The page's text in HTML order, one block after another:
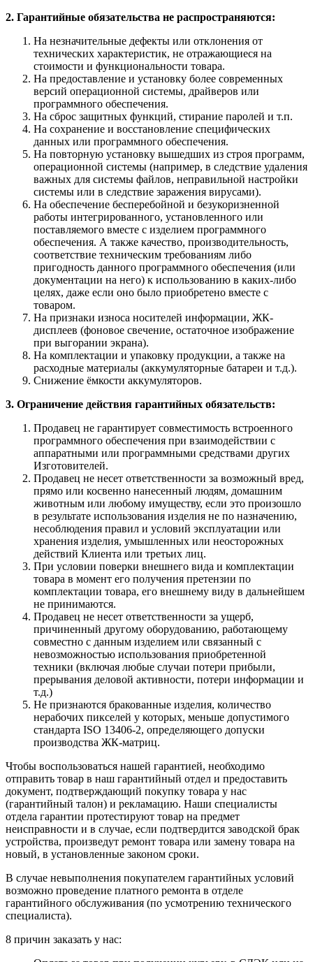
2. Гарантийные обязательства не распространяются:
На незначительные дефекты или отклонения от
технических характеристик, не отражающиеся на
стоимости и функциональности товара.
На предоставление и установку более современных
версий операционной системы, драйверов или
программного обеспечения.
На сброс защитных функций, стирание паролей и т.п.
На сохранение и восстановление специфических
данных или программного обеспечения.
На повторную установку вышедших из строя программ,
операционной системы (например, в следствие удаления
важных для системы файлов, неправильной настройки
системы или в следствие заражения вирусами).
На обеспечение бесперебойной и безукоризненной
работы интегрированного, установленного или
поставляемого вместе с изделием программного
обеспечения. А также качество, производительность,
соответствие техническим требованиям либо
пригодность данного программного обеспечения (или
документации на него) к использованию в каких-либо
целях, даже если оно было приобретено вместе с
товаром.
На признаки износа носителей информации, ЖК-
дисплеев (фоновое свечение, остаточное изображение
при выгорании экрана).
На комплектации и упаковку продукции, а также на
расходные материалы (аккумуляторные батареи и т.д.).
Снижение ёмкости аккумуляторов.
3. Ограничение действия гарантийных обязательств:
Продавец не гарантирует совместимость встроенного
программного обеспечения при взаимодействии с
аппаратными или программными средствами других
Изготовителей.
Продавец не несет ответственности за возможный вред,
прямо или косвенно нанесенный людям, домашним
животным или любому имуществу, если это произошло
в результате использования изделия не по назначению,
несоблюдения правил и условий эксплуатации или
хранения изделия, умышленных или неосторожных
действий Клиента или третьих лиц.
При условии поверки внешнего вида и комплектации
товара в момент его получения претензии по
комплектации товара, его внешнему виду в дальнейшем
не принимаются.
Продавец не несет ответственности за ущерб,
причиненный другому оборудованию, работающему
совместно с данным изделием или связанный с
невозможностью использования приобретенной
техники (включая любые случаи потери прибыли,
прерывания деловой активности, потери информации и
т.д.)
Не признаются бракованные изделия, количество
нерабочих пикселей у которых, меньше допустимого
стандарта ISO 13406-2, определяющего допуски
производства ЖК-матриц.
Чтобы воспользоваться нашей гарантией, необходимо
отправить товар в наш гарантийный отдел и предоставить
документ, подтверждающий покупку товара у нас
(гарантийный талон) и рекламацию. Наши специалисты
отдела гарантии протестируют товар на предмет
неисправности и в случае, если подтвердится заводской брак
устройства, произведут ремонт товара или замену товара на
новый, в установленные законом сроки.
В случае невыполнения покупателем гарантийных условий
возможно проведение платного ремонта в отделе
гарантийного обслуживания (по усмотрению технического
специалиста).
8 причин заказать у нас: